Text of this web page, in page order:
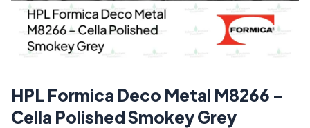
HPL Formica Deco Metal M8266 –
Cella Polished Smokey Grey